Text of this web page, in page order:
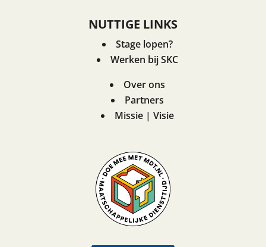
NUTTIGE LINKS
Stage lopen?
Werken bij SKC
Over ons
Partners
Missie | Visie